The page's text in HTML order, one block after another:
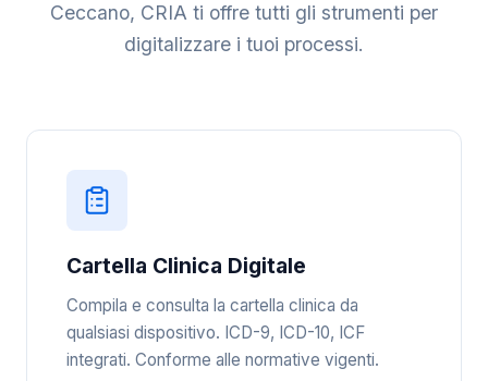
Ceccano, CRIA ti offre tutti gli strumenti per
digitalizzare i tuoi processi.
Cartella Clinica Digitale
Compila e consulta la cartella clinica da
qualsiasi dispositivo. ICD-9, ICD-10, ICF
integrati. Conforme alle normative vigenti.